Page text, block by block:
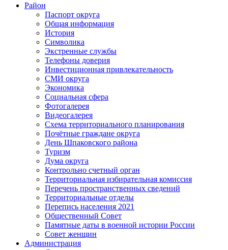
Район
Паспорт округа
Общая информация
История
Символика
Экстренные службы
Телефоны доверия
Инвестиционная привлекательность
СМИ округа
Экономика
Социальная сфера
Фотогалерея
Видеогалерея
Схема территориального планирования
Почётные граждане округа
День Шпаковского района
Туризм
Дума округа
Контрольно счетный орган
Территориальная избирательная комиссия
Перечень пространственных сведений
Территориальные отделы
Перепись населения 2021
Общественный Совет
Памятные даты в военной истории России
Совет женщин
Администрация